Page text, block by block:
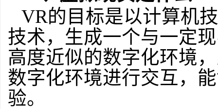
VR的目标是以计算机
技术，生成一个与一定
高度近似的数字化环境
数字化环境进行交互，
验。